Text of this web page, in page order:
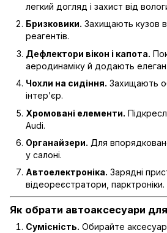
легкий догляд і захист від
Бризковики. Захищають кузов
реагентів.
Дефлектори вікон і капота.
аеродинаміку й додають
Чохли на сидіння. Захищають
інтер’єр.
Хромовані елементи.
Audi.
Органайзери. Для
у салоні.
Автоелектроніка. Зарядні
відеореєстратори, парктроніки.
Як обрати автоаксесуари
Сумісність. Обирайте